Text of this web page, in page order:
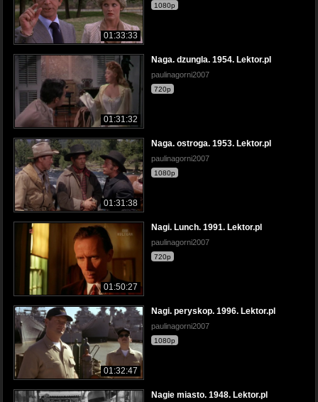
01:33:33
1080p
01:31:32
Naga. dzungla. 1954. Lektor.pl
paulinagorni2007
720p
01:31:38
Naga. ostroga. 1953. Lektor.pl
paulinagorni2007
1080p
01:50:27
Nagi. Lunch. 1991. Lektor.pl
paulinagorni2007
720p
01:32:47
Nagi. peryskop. 1996. Lektor.pl
paulinagorni2007
1080p
Nagie miasto. 1948. Lektor.pl